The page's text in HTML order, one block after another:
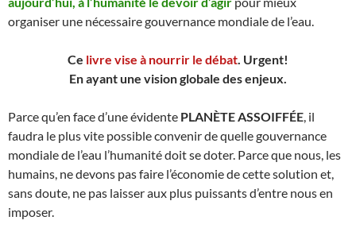
organiser une nécessaire gouvernance mondiale de l’eau.
Ce livre vise à nourrir le débat. Urgent!
En ayant une vision globale des enjeux.
Parce qu’en face d’une évidente PLANÈTE ASSOIFFÉE, il
faudra le plus vite possible convenir de quelle gouvernance
mondiale de l’eau l’humanité doit se doter. Parce que nous, les
humains, ne devons pas faire l’économie de cette solution et,
sans doute, ne pas laisser aux plus puissants d’entre nous en
imposer.